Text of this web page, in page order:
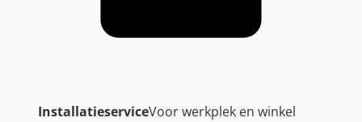
InstallatieserviceVoor werkplek en winkel